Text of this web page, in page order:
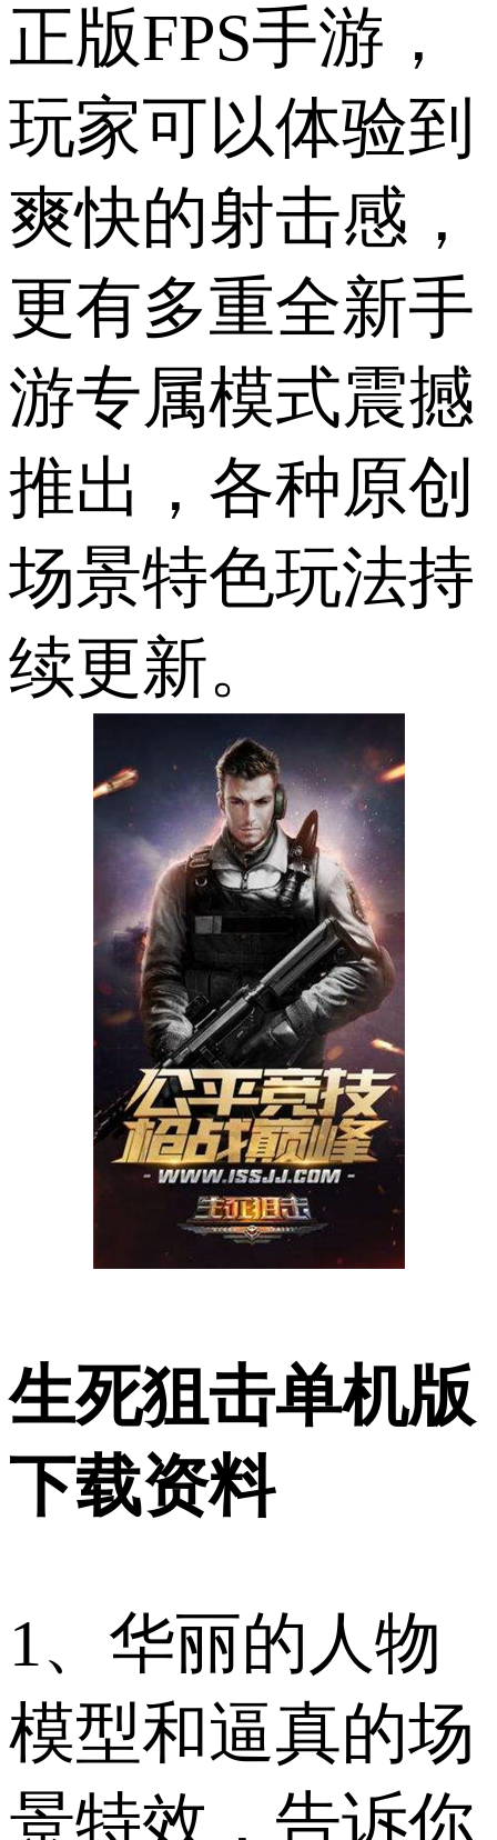
正版FPS手游，
玩家可以体验到
爽快的射击感，
更有多重全新手
游专属模式震撼
推出，各种原创
场景特色玩法持
续更新。
生死狙击单机版
下载资料
1、华丽的人物
模型和逼真的场
景特效，告诉你